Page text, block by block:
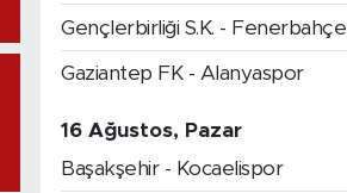
Gençlerbirliği S.K. - Fenerbahçe
Gaziantep FK - Alanyaspor
16 Ağustos, Pazar
Başakşehir - Kocaelispor